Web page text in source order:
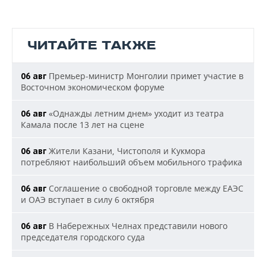
ЧИТАЙТЕ ТАКЖЕ
06 авг Премьер-министр Монголии примет участие в
Восточном экономическом форуме
06 авг «Однажды летним днем» уходит из театра
Камала после 13 лет на сцене
06 авг Жители Казани, Чистополя и Кукмора
потребляют наибольший объем мобильного трафика
06 авг Соглашение о свободной торговле между ЕАЭС
и ОАЭ вступает в силу 6 октября
06 авг В Набережных Челнах представили нового
председателя городского суда